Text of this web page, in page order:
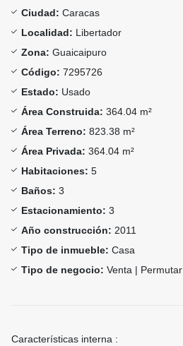
Ciudad: Caracas
Localidad: Libertador
Zona: Guaicaipuro
Código: 7295726
Estado: Usado
Área Construida: 364.04 m²
Área Terreno: 823.38 m²
Área Privada: 364.04 m²
Habitaciones: 5
Baños: 3
Estacionamiento: 3
Año construcción: 2011
Tipo de inmueble: Casa
Tipo de negocio: Venta | Permutar
Características interna :